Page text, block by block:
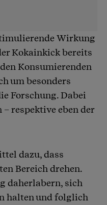
Wirkung
Kokainkick bereits
Konsumierenden
um besonders
Forschung. Dabei
respektive eben der
dazu, dass
Bereich drehen.
daherlabern, sich
halten und folglich